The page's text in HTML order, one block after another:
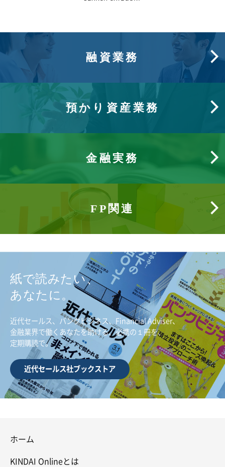
融資業務
預かり資産業務
金融実務
FP関連
紙で読みたい、
あなたに。
近代セールス、バンクビジネス、Financial Adviser、
金融業界で働くあなたを助ける、必携の１冊を、
定期購読で。
近代セールス社ブックストア
ホーム
KINDAI Onlineとは